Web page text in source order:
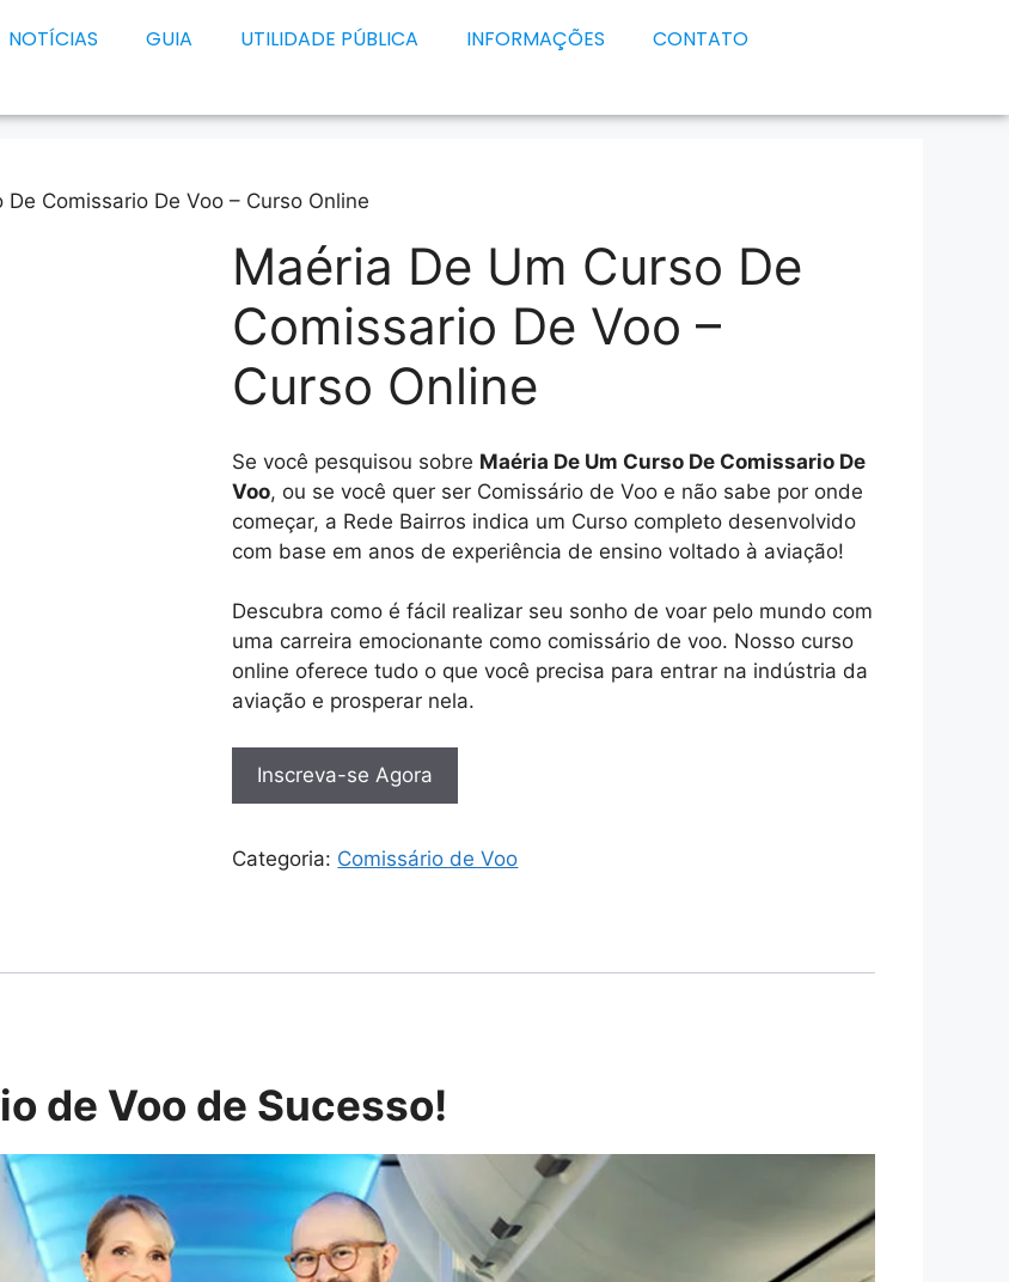
NOTÍCIAS GUIA UTILIDADE PÚBLICA INFORMAÇÕES CONTATO
Comissario De Voo – Curso Online
Maéria De Um Curso De
Comissario De Voo –
Curso Online
Se você pesquisou sobre Maéria De Um Curso De Comissario De
Voo, ou se você quer ser Comissário de Voo e não sabe por onde
começar, a Rede Bairros indica um Curso completo desenvolvido
com base em anos de experiência de ensino voltado à aviação!
Descubra como é fácil realizar seu sonho de voar pelo mundo com
uma carreira emocionante como comissário de voo. Nosso curso
online oferece tudo o que você precisa para entrar na indústria da
aviação e prosperar nela.
Inscreva-se Agora
Categoria: Comissário de Voo
de Voo de Sucesso!